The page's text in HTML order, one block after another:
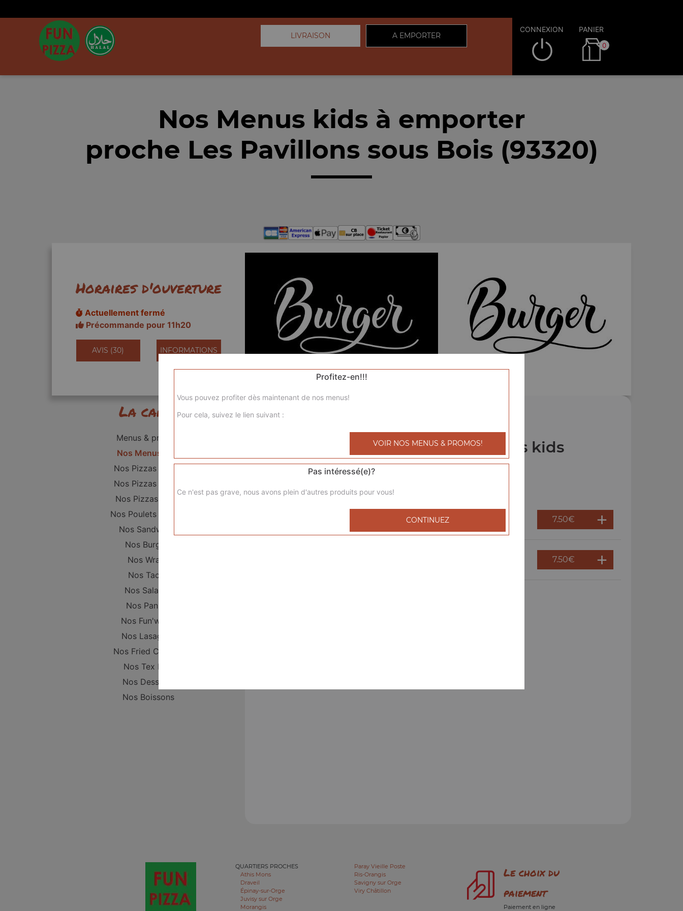
LIVRAISON A EMPORTER
CONNEXION PANIER
0
Nos Menus kids à emporter
proche Les Pavillons sous Bois (93320)
Horaires d'ouverture
Actuellement fermé
Précommande pour 11h20
AVIS (30) INFORMATIONS
La carte
Menus & promos
Nos Menus kids
Nos Pizzas Junior
Nos Pizzas Sénior
Nos Pizzas Méga
Nos Poulets Braisés
Nos Sandwichs
Nos Burgers
Nos Wraps
Nos Tacos
Nos Salades
Nos Paninis
Nos Fun'wichs
Nos Lasagnes
Nos Fried Chicken
Nos Tex Mex
Nos Desserts
Nos Boissons
Nos Menus kids
7.50€
7.50€
QUARTIERS PROCHES
Athis Mons
Draveil
Épinay-sur-Orge
Juvisy sur Orge
Morangis
Paray Vieille Poste
Ris-Orangis
Savigny sur Orge
Viry Châtillon
Le choix du
paiement
Paiement en ligne
Profitez-en!!!
Vous pouvez profiter dès maintenant de nos menus!
Pour cela, suivez le lien suivant :
VOIR NOS MENUS & PROMOS!
Pas intéressé(e)?
Ce n'est pas grave, nous avons plein d'autres produits pour vous!
CONTINUEZ